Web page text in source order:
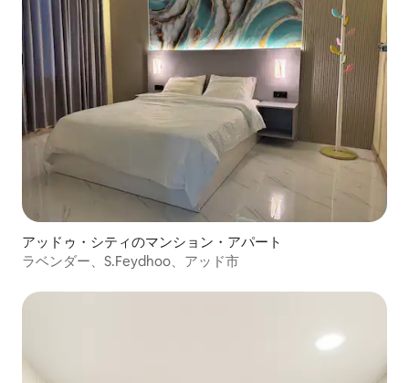
アッドゥ・シティのマンション・アパート
ラベンダー、S.Feydhoo、アッド市